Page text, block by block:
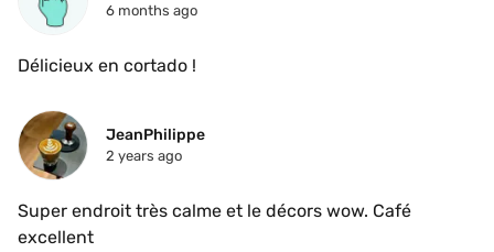
6 months ago
Délicieux en cortado !
JeanPhilippe
2 years ago
Super endroit très calme et le décors wow. Café